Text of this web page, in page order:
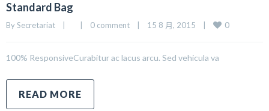
Standard Bag
By Secretariat    |        | 0 comment
    |    15 8 月, 2015    |
0
100% ResponsiveCurabitur ac lacus arcu. Sed vehicula va
READ MORE